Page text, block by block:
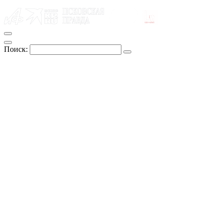
Поиск: